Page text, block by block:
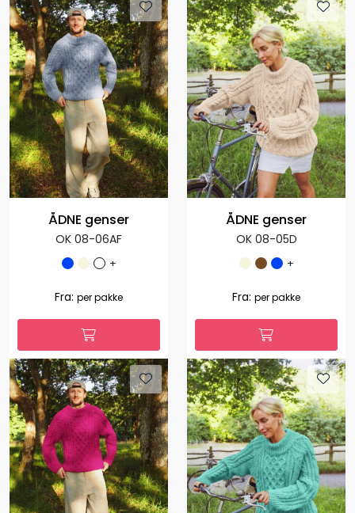
ÅDNE genser
OK 08-06Q
+
Fra: 1.035,00 per pakke
ÅDNE genser (ULLA)
OK 08-06A
+
Fra: 1.035,00 per pakke
ÅDNE genser
OK 08-06AF
+
Fra: 1.035,00 per pakke
ÅDNE genser
OK 08-05D
+
Fra: 1.127,00 per pakke